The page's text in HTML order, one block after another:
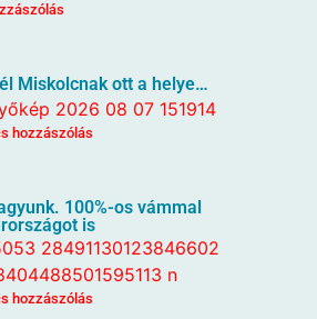
Miskolcnak ott a helye…
hozzászólás
100%-os vámmal
is
hozzászólás